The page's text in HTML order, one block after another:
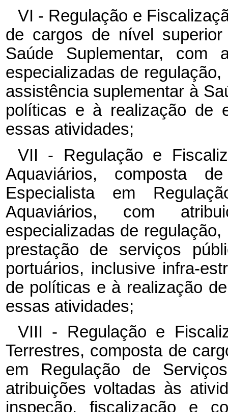
VI - Regulação e
de cargos de nível
Saúde Suplementar, com
especializadas de
assistência suplementar à
políticas e à realização de
essas atividades;
VII - Regulação e
Aquaviários, composta
Especialista em
Aquaviários, com
especializadas de
prestação de serviços
portuários, inclusive infra-
de políticas e à realização
essas atividades;
VIII - Regulação e
Terrestres, composta de
em Regulação de
atribuições voltadas às
inspeção, fiscalização e